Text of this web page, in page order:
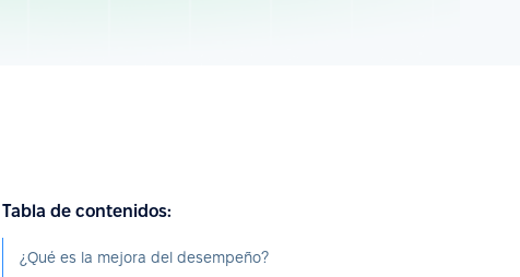
Tabla de contenidos:
¿Qué es la mejora del desempeño?